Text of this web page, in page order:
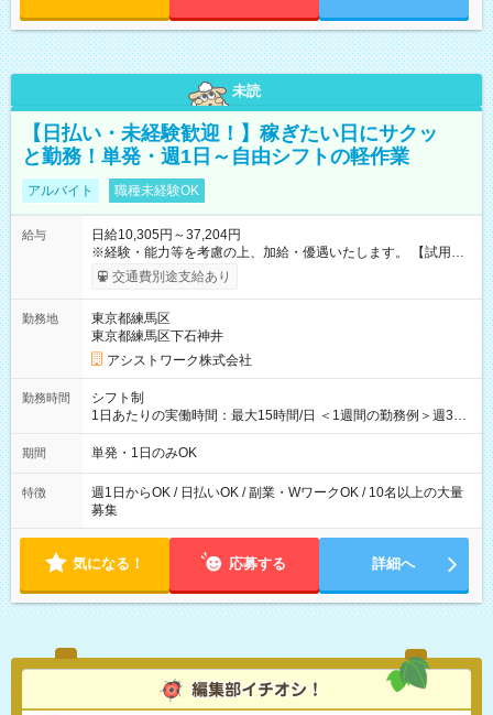
未読
【日払い・未経験歓迎！】稼ぎたい日にサクッ
と勤務！単発・週1日～自由シフトの軽作業
アルバイト 職種未経験OK
給与
日給10,305円～37,204円
※経験・能力等を考慮の上、加給・優遇いたします。 【試用期
間】試用期間なし
交通費別途支給あり
勤務地
東京都練馬区
東京都練馬区下石神井
アシストワーク株式会社
勤務時間
シフト制
1日あたりの実働時間：最大15時間/日 ＜1週間の勤務例＞週3回
勤務 勤務：月・水・金 休み：火・木・土・日 好きな時にお仕事
可能です！ ※1日あたりの最大実働時間は日勤、夜勤共に勤務し
期間 単発・1日のみOK
特徴
週1日からOK / 日払いOK / 副業・WワークOK / 10名以上の大量
募集
気になる！ 応募する 詳細へ